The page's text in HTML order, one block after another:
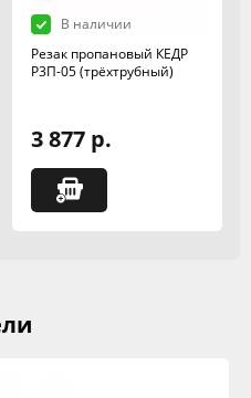
В наличии
Резак пропановый КЕДР
Р3П-05 (трёхтрубный)
3 877 р.